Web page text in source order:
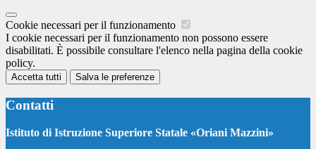
Cookie necessari per il funzionamento
I cookie necessari per il funzionamento non possono essere
disabilitati. È possibile consultare l'elenco nella pagina della cookie
policy.
Accetta tutti Salva le preferenze
Contatti
Istituto di Istruzione Superiore Statale «Oriani Mazzini»